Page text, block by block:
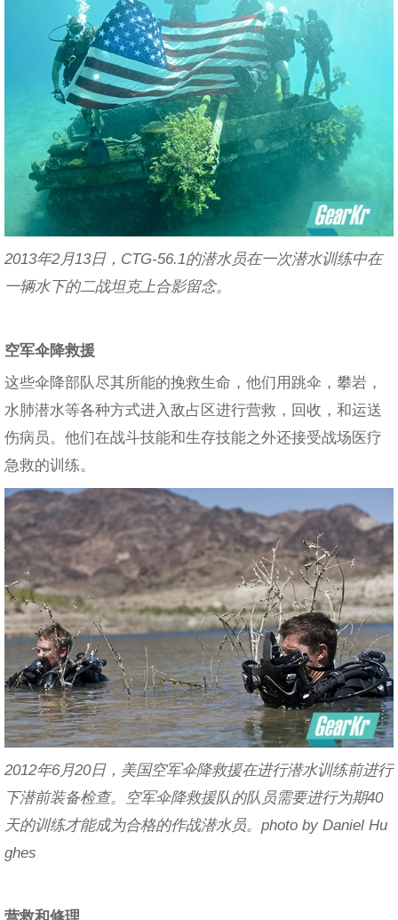
2013年2月13日，CTG-56.1的潜水员在一次潜水训练中在
一辆水下的二战坦克上合影留念。
空军伞降救援
这些伞降部队尽其所能的挽救生命，他们用跳伞，攀岩，
水肺潜水等各种方式进入敌占区进行营救，回收，和运送
伤病员。他们在战斗技能和生存技能之外还接受战场医疗
急救的训练。
2012年6月20日，美国空军伞降救援在进行潜水训练前进行
下潜前装备检查。空军伞降救援队的队员需要进行为期40
天的训练才能成为合格的作战潜水员。photo by Daniel Hu
ghes
营救和修理